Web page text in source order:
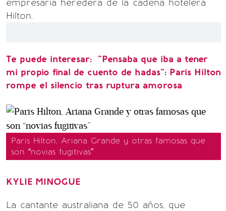
empresaria heredera de la cadena hotelera
Hilton.
Te puede interesar: "Pensaba que iba a tener
mi propio final de cuento de hadas": Paris Hilton
rompe el silencio tras ruptura amorosa
Paris Hilton, Ariana Grande y otras famosas que
son “novias fugitivas”
KYLIE MINOGUE
La cantante australiana de 50 años, que